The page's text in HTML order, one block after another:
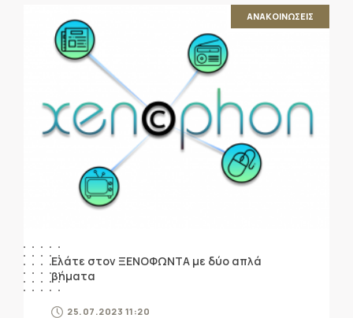
ΑΝΑΚΟΙΝΩΣΕΙΣ
Ελάτε στον ΞΕΝΟΦΩΝΤΑ με δύο απλά
βήματα
25.07.2023 11:20